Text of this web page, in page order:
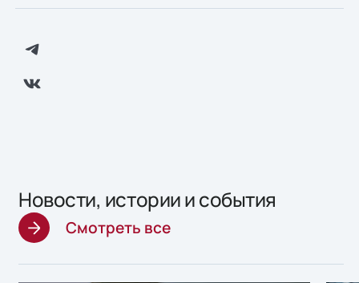
Новости, истории и события
Смотреть все